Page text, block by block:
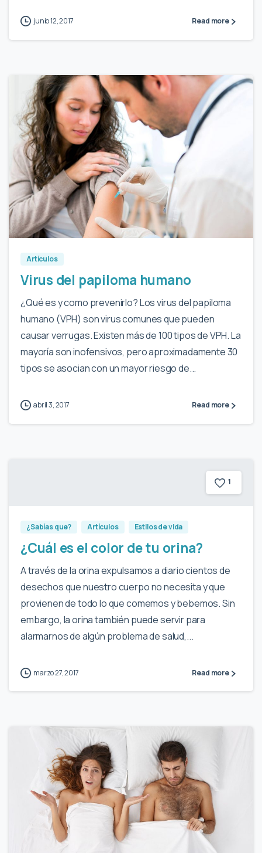
junio 12, 2017 Read more
Artículos
Virus del papiloma humano
¿Qué es y como prevenirlo? Los virus del papiloma
humano (VPH) son virus comunes que pueden
causar verrugas. Existen más de 100 tipos de VPH. La
mayoría son inofensivos, pero aproximadamente 30
tipos se asocian con un mayor riesgo de...
abril 3, 2017 Read more
1
¿Sabías que? Artículos Estilos de vida
¿Cuál es el color de tu orina?
A través de la orina expulsamos a diario cientos de
desechos que nuestro cuerpo no necesita y que
provienen de todo lo que comemos y bebemos. Sin
embargo, la orina también puede servir para
alarmarnos de algún problema de salud,...
marzo 27, 2017 Read more